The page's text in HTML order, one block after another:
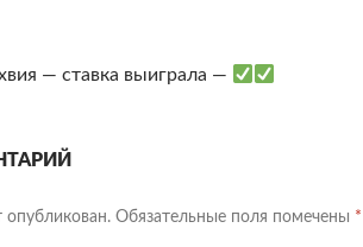
— ставка выиграла —
опубликован. Обязательные поля помечены *